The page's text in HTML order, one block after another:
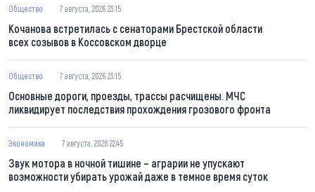
Общество 7 августа, 2026 23:15
Кочанова встретилась с сенаторами Брестской области
всех созывов в Коссовском дворце
Общество 7 августа, 2026 23:15
Основные дороги, проезды, трассы расчищены. МЧС
ликвидирует последствия прохождения грозового фронта
Экономика 7 августа, 2026 22:45
Звук мотора в ночной тишине – аграрии не упускают
возможности убирать урожай даже в темное время суток